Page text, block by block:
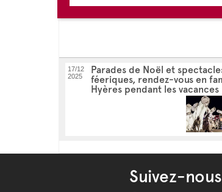
17/12
2025
Parades de Noël et
féeriques, rendez-vous en
Hyères pendant les vacances
Suivez-nous